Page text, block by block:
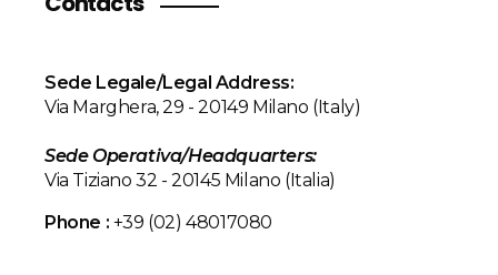
Sede Legale/Legal Address:
Via Marghera, 29 - 20149 Milano (Italy)
Sede Operativa/Headquarters:
Via Tiziano 32 - 20145 Milano (Italia)
Phone : +39 (02) 48017080